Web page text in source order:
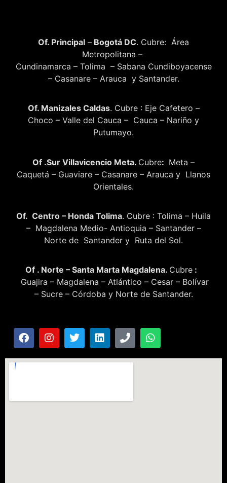
Of. Principal – Bogotá DC. Cubre: Área
Metropolitana –
Cundinamarca – Tolima – Sabana Cundiboyacense
– Casanare – Arauca y Santander.
Of. Manizales Caldas. Cubre : Eje Cafetero –
Choco – Valle del Cauca – Cauca – Nariño y
Putumayo.
Of .Sur Villavicencio Meta. Cubre: Meta –
Caquetá – Guaviare – Casanare – Arauca y Llanos
Orientales.
Of. Centro – Honda Tolima. Cubre : Tolima – Huila
– Magdalena Medio- Antioquia – Santander –
Norte de Santander y Ruta del Sol.
Of . Norte – Santa Marta Magdalena. Cubre :
Guajira – Magdalena – Atlántico – Cesar – Bolívar
– Sucre – Córdoba y Norte de Santander.